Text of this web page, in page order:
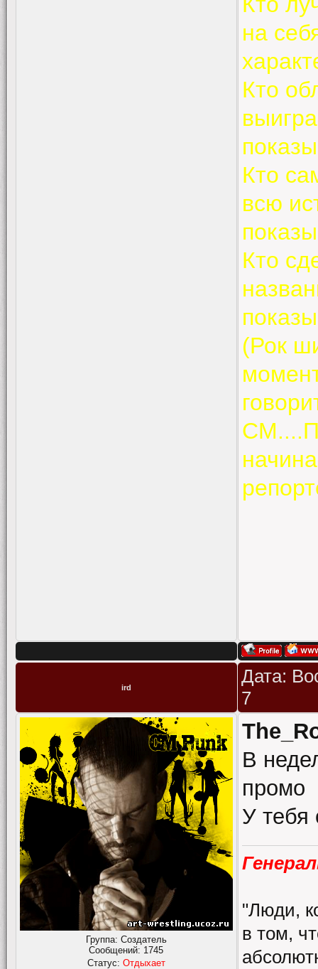
на
Кто
Кто
всю
Кто
(Рок
ird
Дата:
7
Группа: Создатель
Сообщений: 1745
Статус: Отдыхает
В
промо
У тебя
"Люди,
в том,